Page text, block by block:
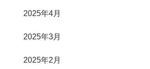
2025年4月
2025年3月
2025年2月